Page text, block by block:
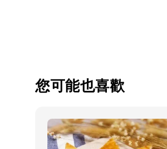
您可能也喜歡